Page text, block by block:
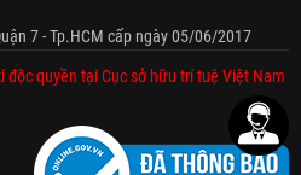
7 - Tp.HCM cấp ngày 05/06/2017
độc quyền tại Cục sở hữu trí tuệ Việt Nam